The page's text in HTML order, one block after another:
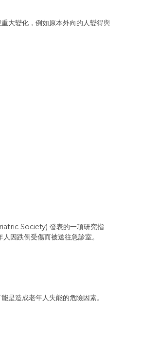
大變化，例如原本外向的人變得與
Society) 發表的一項研究指
因跌倒受傷而被送往急診室。
是造成老年人失能的危險因素。